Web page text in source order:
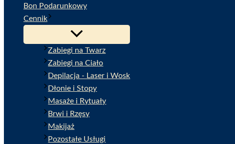
Bon Podarunkowy
Cennik
Zabiegi na Twarz
Zabiegi na Ciało
Depilacja - Laser i Wosk
Dłonie i Stopy
Masaże i Rytuały
Brwi i Rzęsy
Makijaż
Pozostałe Usługi